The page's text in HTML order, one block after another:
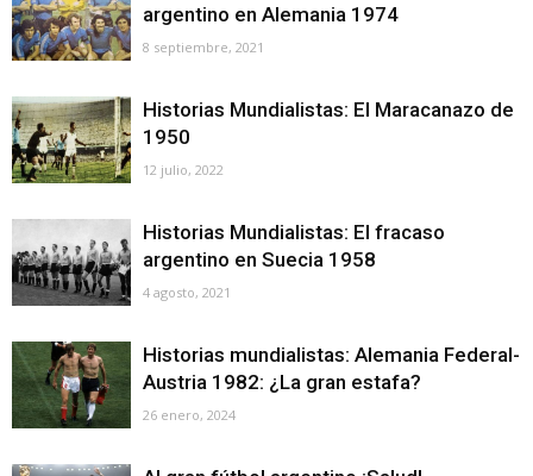
argentino en Alemania 1974
8 septiembre, 2021
Historias Mundialistas: El Maracanazo de
1950
12 julio, 2022
Historias Mundialistas: El fracaso
argentino en Suecia 1958
4 agosto, 2021
Historias mundialistas: Alemania Federal-
Austria 1982: ¿La gran estafa?
26 enero, 2024